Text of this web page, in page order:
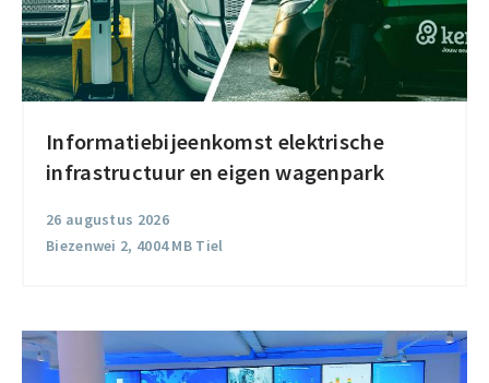
Informatiebijeenkomst elektrische
infrastructuur en eigen wagenpark
26 augustus 2026
Biezenwei 2, 4004 MB Tiel
Informatiebijeenkomst
elektrische
en